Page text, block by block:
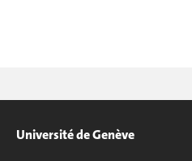
Université de Genève